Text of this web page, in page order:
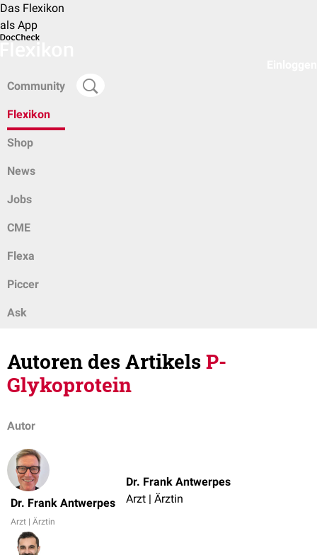
Das Flexikon
als App
Community
Flexikon
Shop
News
Jobs
CME
Flexa
Piccer
Ask
Autoren des ArtikelsP-
Glykoprotein
Autor
Dr. Frank Antwerpes
Arzt | Ärztin
Dr. Frank Antwerpes
Arzt | Ärztin